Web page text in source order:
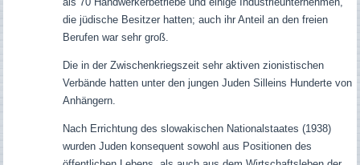
die jüdische Besitzer hatten; auch ihr Anteil an den freien
Berufen war sehr groß.
Die in der Zwischenkriegszeit sehr aktiven zionistischen
Verbände hatten unter den jungen Juden Silleins Hunderte von
Anhängern.
Nach Errichtung des slowakischen Nationalstaates (1938)
wurden Juden konsequent sowohl aus Positionen des